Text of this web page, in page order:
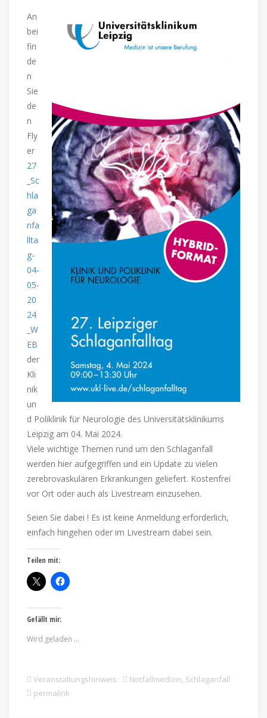
An
bei
fin
de
n
Sie
de
n
Fly
er
27
_Sc
hla
ga
nfa
llta
g-
04-
05-
20
24
_W
EB
der
Kli
nik
un
d Poliklinik für Neurologie des Universitätsklinikums
Leipzig am 04. Mai 2024.
Viele wichtige Themen rund um den Schlaganfall
werden hier aufgegriffen und ein Update zu vielen
zerebrovaskulären Erkrankungen geliefert. Kostenfrei
vor Ort oder auch als Livestream einzusehen.
Seien Sie dabei ! Es ist keine Anmeldung erforderlich,
einfach hingehen oder im Livestream dabei sein.
Teilen mit:
Gefällt mir:
Wird geladen …
Veranstaltungshinweis Notfallmedizin, Schlaganfall
permalink